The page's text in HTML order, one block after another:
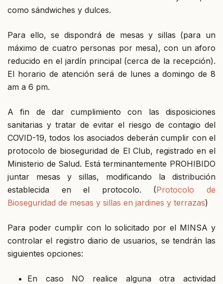
como sándwiches y dulces.
Para ello, se dispondrá de mesas y sillas (para un
máximo de cuatro personas por mesa), con un aforo
reducido en el jardín principal (cerca de la recepción).
El horario de atención será de lunes a domingo de 8
am a 6 pm.
A fin de dar cumplimiento con las disposiciones
sanitarias y tratar de evitar el riesgo de contagio del
COVID-19, todos los asociados deberán cumplir con el
protocolo de bioseguridad de El Club, registrado en el
Ministerio de Salud. Está terminantemente PROHIBIDO
juntar mesas y sillas, modificando la distribución
establecida en el protocolo. (Protocolo de
Bioseguridad de mesas y sillas en jardines y terrazas)
Para poder cumplir con lo solicitado por el MINSA y
controlar el registro diario de usuarios, se tendrán las
siguientes opciones:
En caso NO realice alguna otra actividad